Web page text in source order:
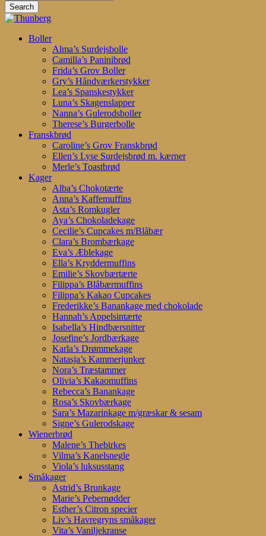
Search
Close
search
account
Menu
Boller
Alma’s Surdejsbolle
Camilla’s Paninibrød
Frida’s Grov Boller
Gry’s Håndværkerstykker
Lea’s Spanskestykker
Luna’s Skagenslapper
Nanna’s Gulerodsboller
Therese’s Burgerbolle
Franskbrød
Caroline’s Grov Franskbrød
Ellen’s Lyse Surdejsbrød m. kærner
Merle’s Toastbrød
Kager
Alba’s Chokotærte
Anna’s Kaffemuffins
Asta’s Romkugler
Aya’s Chokoladekage
Cecilie’s Cupcakes m/Blåbær
Clara’s Brombærkage
Eva’s Æblekage
Ella’s Kryddermuffins
Emilie’s Skovbærtærte
Filippa’s Blåbærmuffins
Filippa’s Kakao Cupcakes
Frederikke’s Banankage med chokolade
Hannah’s Appelsintærte
Isabella’s Hindbærsnitter
Josefine’s Jordbærkage
Karla’s Drømmekage
Natasja’s Kammerjunker
Nora’s Træstammer
Olivia’s Kakaomuffins
Rebecca’s Banankage
Rosa’s Skovbærkage
Sara’s Mazarinkage m/græskar & sesam
Signe’s Gulerodskage
Wienerbrød
Malene’s Thebirkes
Vilma’s Kanelsnegle
Viola’s luksusstang
Småkager
Astrid’s Brunkage
Marie’s Pebernødder
Esther’s Citron specier
Liv’s Havregryns småkager
Vita’s Vaniljekranse